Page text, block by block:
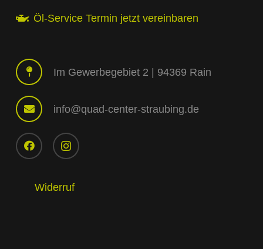
Öl-Service Termin jetzt vereinbaren
Im Gewerbegebiet 2 | 94369 Rain
info@quad-center-straubing.de
Widerruf